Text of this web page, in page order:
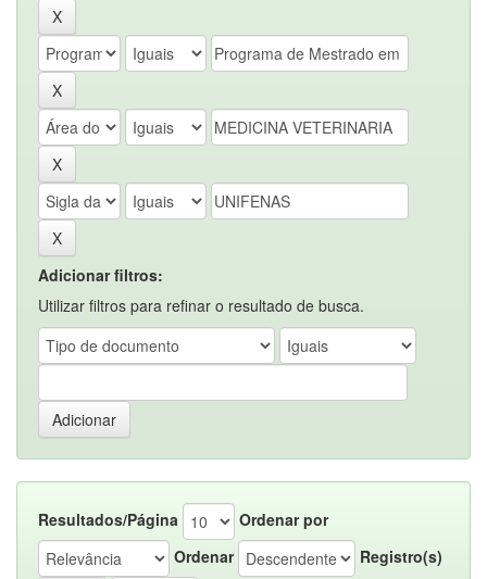
Adicionar filtros:
Utilizar filtros para refinar o resultado de busca.
Resultados/Página
Ordenar por
Ordenar
Registro(s)